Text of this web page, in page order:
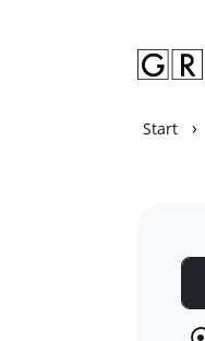
Start ›